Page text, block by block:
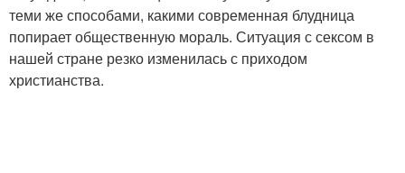
теми же способами, какими современная блудница
попирает общественную мораль. Ситуация с сексом в
нашей стране резко изменилась с приходом
христианства.